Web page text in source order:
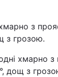
з
з грозою.
хмарно з
дощ з